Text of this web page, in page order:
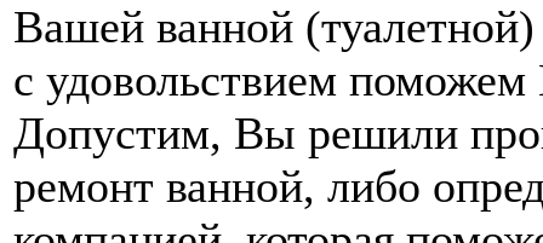
Вашей ванной
с удовольствием
Допустим, Вы решили
ремонт ванной, либо